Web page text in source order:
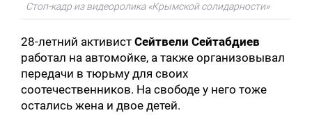
Стоп-кадр из видеоролика «Крымской солидарности»
28-летний активистСейтвели Сейтабдиев
работал на автомойке, а также организовывал
передачи в тюрьму для своих
соотечественников. На свободе у него тоже
остались жена и двое детей.